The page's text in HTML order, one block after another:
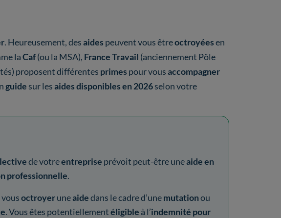
. Heureusement, desaides peuvent vous êtreoctroyéesen
laCaf(ou la MSA), France Travail (anciennement Pôle
proposent différentes primes pour vousaccompagner
guide sur lesaides disponibles en 2026selon votre
de votreentreprise prévoit peut-être uneaide en
professionnelle.
octroyeruneaidedans le cadre d’unemutationou
. Vous êtes potentiellementéligible à l’indemnité pour